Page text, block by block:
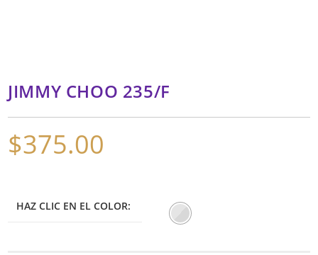
JIMMY CHOO 235/F
$375.00
HAZ CLIC EN EL COLOR: